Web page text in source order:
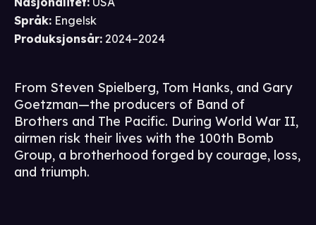
Språk: Engelsk
Produksjonsår: 2024–2024
From Steven Spielberg, Tom Hanks, and Gary
Goetzman—the producers of Band of
Brothers and The Pacific. During World War II,
airmen risk their lives with the 100th Bomb
Group, a brotherhood forged by courage, loss,
and triumph.